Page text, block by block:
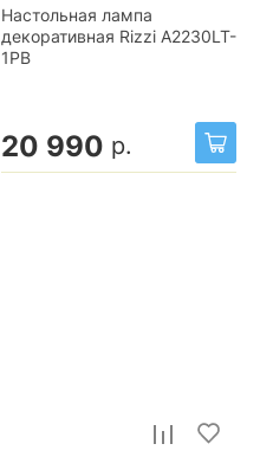
Настольная лампа
декоративная Rizzi A2230LT-
1PB
20 990 р.